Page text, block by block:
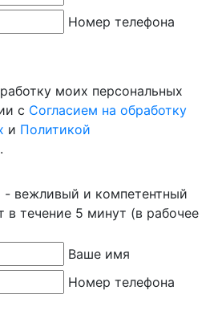
Номер телефона
моих персональных
с Согласием на обработку
и Политикой
.
- вежливый и компетентный
в течение 5 минут (в рабочее
Ваше имя
Номер телефона